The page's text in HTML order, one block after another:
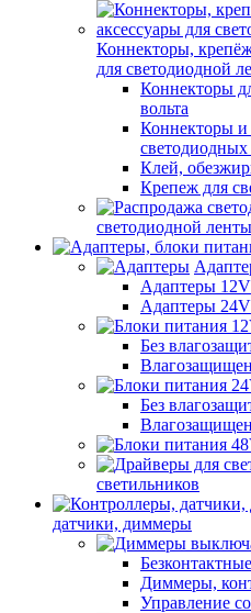
Коннекторы,
для светодиодной
Коннекторы
вольта
Коннекторы
Клей,
Крепеж для
светодиодной ленты
Адаптеры 12V
Адаптеры 24V
Без
Без
светильников
датчики, диммеры
Диммеры,
Управление